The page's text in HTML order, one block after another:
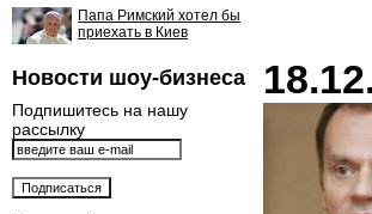
Папа Римский хотел бы
приехать в Киев
Новости шоу-бизнеса
Подпишитесь на нашу
рассылку